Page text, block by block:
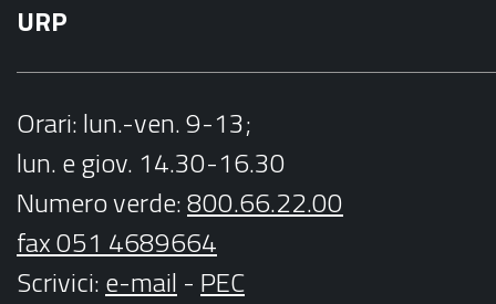
URP
Orari: lun.-ven. 9-13;
lun. e giov. 14.30-16.30
Numero verde:800.66.22.00
fax 051 4689664
Scrivici:e-mail - PEC